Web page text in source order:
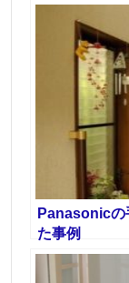
Panasonicの
た事例